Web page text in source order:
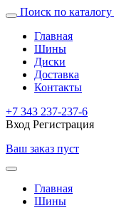
Поиск по каталогу
Главная
Шины
Диски
Доставка
Контакты
+7 343 237-237-6
Вход Регистрация
Ваш заказ пуст
Главная
Шины